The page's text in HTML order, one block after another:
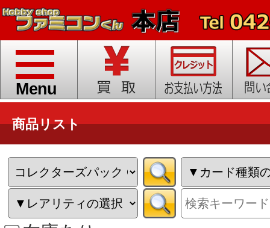
toggle
navigation
Menu
商品リスト